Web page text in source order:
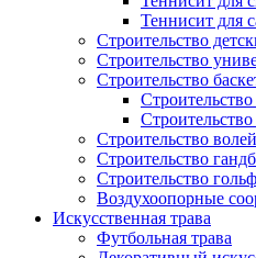
Теннисит для
Строительство
Строительство
Строительство
Строительство
Строительство
Строительство
Строительство
Воздухоопорные
Искусственная трава
Футбольная трава